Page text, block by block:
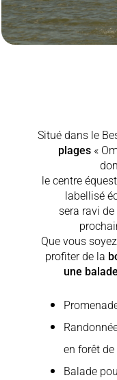
Pension
Situé dans le
plages«
le centre
labellisé
sera ravi
Que vous
profiter de la
une
en forêt
Balade